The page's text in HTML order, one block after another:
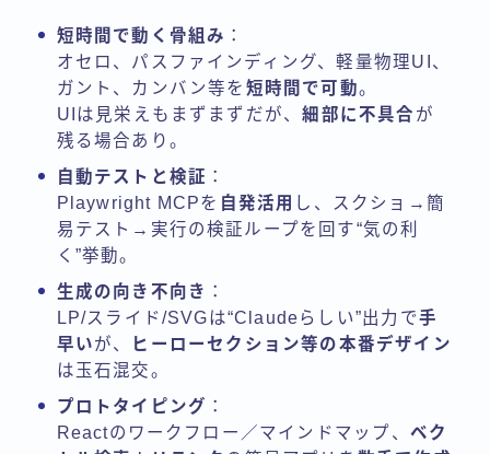
短時間で動く骨組み ：
オセロ、パスファインディング、軽量物理UI、
ガント、カンバン等を 短時間で可動。
UIは見栄えもまずまずだが、細部に不具合 が
残る場合あり。
自動テストと検証 ：
Playwright MCPを 自発活用 し、スクショ→簡
易テスト→実行の検証ループを回す“気の利
く”挙動。
生成の向き不向き ：
LP/スライド/SVGは“Claudeらしい”出力で手
早いが、
ヒーローセクション等の本番デザイン
は玉石混交。
プロトタイピング ：
Reactのワークフロー／マインドマップ、 ベク